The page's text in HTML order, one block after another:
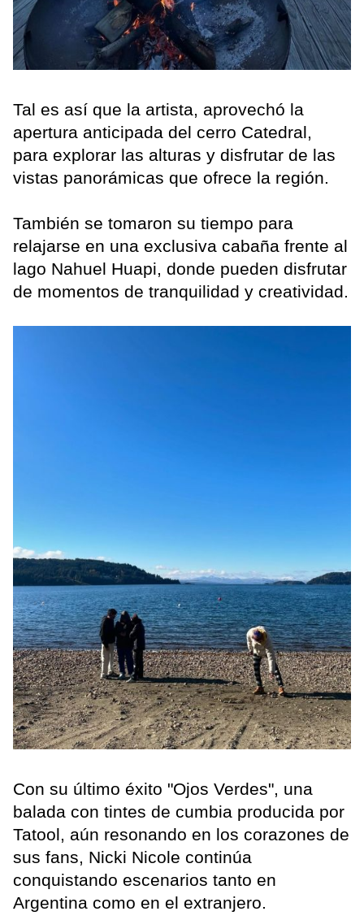
Tal es así que la artista, aprovechó la
apertura anticipada del cerro Catedral,
para explorar las alturas y disfrutar de las
vistas panorámicas que ofrece la región.
También se tomaron su tiempo para
relajarse en una exclusiva cabaña frente al
lago Nahuel Huapi, donde pueden disfrutar
de momentos de tranquilidad y creatividad.
Con su último éxito "Ojos Verdes", una
balada con tintes de cumbia producida por
Tatool, aún resonando en los corazones de
sus fans, Nicki Nicole continúa
conquistando escenarios tanto en
Argentina como en el extranjero.